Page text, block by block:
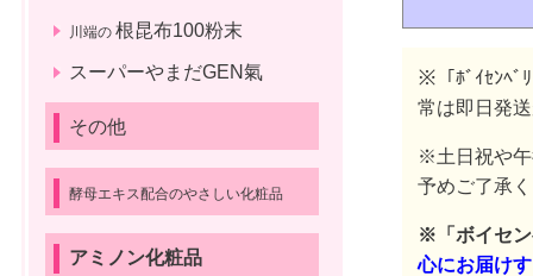
※「ﾎﾞｲｾﾝﾍﾞ
常は即日発
※土日祝や午
予めご了承
※「ボイセ
心にお届け
川端の 根昆布100粉末
スーパーやまだGEN氣
その他
酵母エキス配合のやさしい化粧品
アミノン化粧品